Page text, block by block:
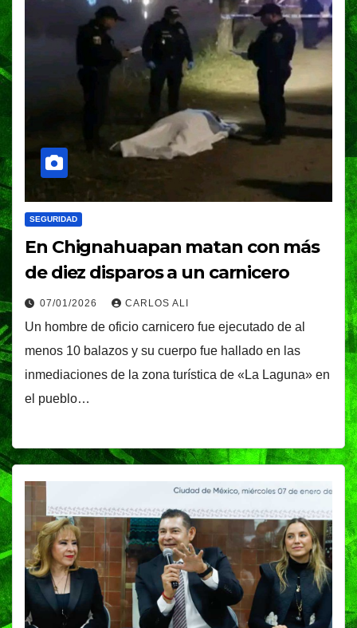
SEGURIDAD
En Chignahuapan matan con más
de diez disparos a un carnicero
07/01/2026 CARLOS ALI
Un hombre de oficio carnicero fue ejecutado de al
menos 10 balazos y su cuerpo fue hallado en las
inmediaciones de la zona turística de «La Laguna» en
el pueblo…